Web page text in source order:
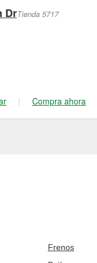
DrTienda 5717
| Compra ahora
Frenos